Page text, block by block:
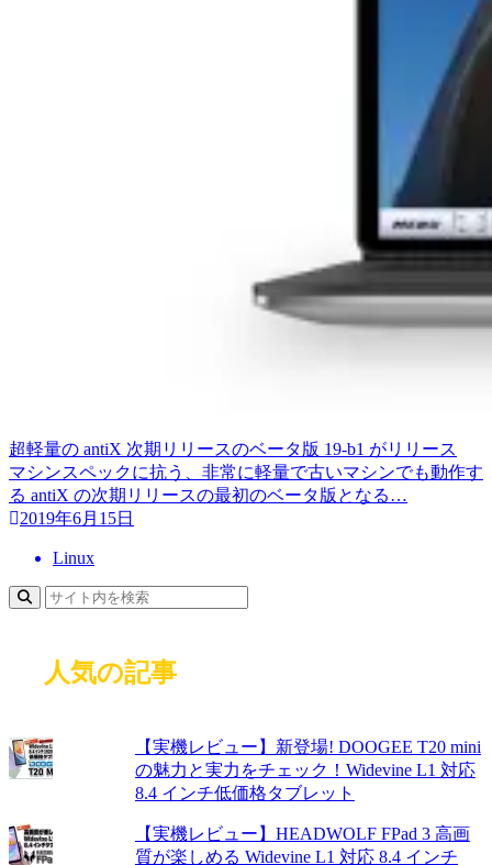
超軽量の antiX 次期リリースのベータ版 19-b1 がリリース
マシンスペックに抗う、非常に軽量で古いマシンでも動作す
る antiX の次期リリースの最初のベータ版となる…
2019年6月15日
Linux
人気の記事
【実機レビュー】新登場! DOOGEE T20 mini
の魅力と実力をチェック！Widevine L1 対応
8.4 インチ低価格タブレット
【実機レビュー】HEADWOLF FPad 3 高画
質が楽しめる Widevine L1 対応 8.4 インチ